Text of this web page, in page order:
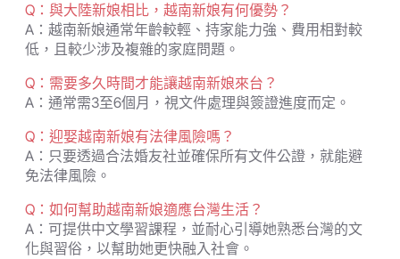
Q：與大陸新娘相比，越南新娘有何優勢？
A：越南新娘通常年齡較輕、持家能力強、費用相對較
低，且較少涉及複雜的家庭問題。
Q：需要多久時間才能讓越南新娘來台？
A：通常需3至6個月，視文件處理與簽證進度而定。
Q：迎娶越南新娘有法律風險嗎？
A：只要透過合法婚友社並確保所有文件公證，就能避
免法律風險。
Q：如何幫助越南新娘適應台灣生活？
A：可提供中文學習課程，並耐心引導她熟悉台灣的文
化與習俗，以幫助她更快融入社會。